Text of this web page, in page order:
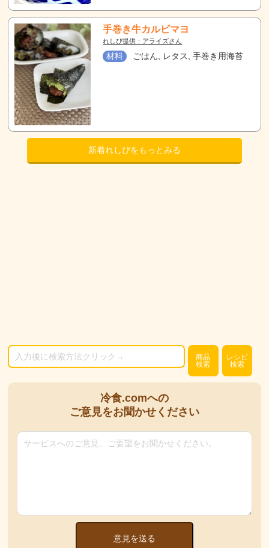
手巻き牛カルビマヨ
れしぴ提供：アライズさん
材料 ごはん, レタス, 手巻き用海苔
新着れしぴをもっとみる
商品
検索
レシピ
検索
冷食.comへの
ご意見をお聞かせください
意見を送る